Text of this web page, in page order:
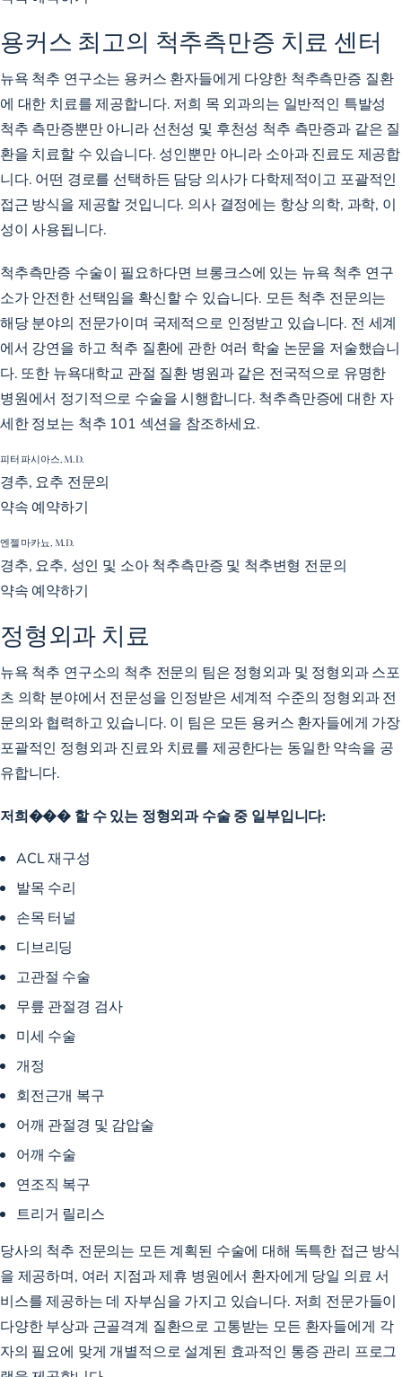
용커스 최고의 척추측만증 치료 센터
뉴욕 척추 연구소는 용커스 환자들에게 다양한 척추측만증 질환
에 대한 치료를 제공합니다. 저희 목 외과의는 일반적인 특발성
척추 측만증뿐만 아니라 선천성 및 후천성 척추 측만증과 같은 질
환을 치료할 수 있습니다. 성인뿐만 아니라 소아과 진료도 제공합
니다. 어떤 경로를 선택하든 담당 의사가 다학제적이고 포괄적인
접근 방식을 제공할 것입니다. 의사 결정에는 항상 의학, 과학, 이
성이 사용됩니다.
척추측만증 수술이 필요하다면 브롱크스에 있는 뉴욕 척추 연구
소가 안전한 선택임을 확신할 수 있습니다. 모든 척추 전문의는
해당 분야의 전문가이며 국제적으로 인정받고 있습니다. 전 세계
에서 강연을 하고 척추 질환에 관한 여러 학술 논문을 저술했습니
다. 또한 뉴욕대학교 관절 질환 병원과 같은 전국적으로 유명한
병원에서 정기적으로 수술을 시행합니다. 척추측만증에 대한 자
세한 정보는 척추 101 섹션을 참조하세요.
피터 파시아스, M.D.
경추, 요추 전문의
약속 예약하기
엔젤 마카뇨, M.D.
경추, 요추, 성인 및 소아 척추측만증 및 척추변형 전문의
약속 예약하기
정형외과 치료
뉴욕 척추 연구소의 척추 전문의 팀은 정형외과 및 정형외과 스포
츠 의학 분야에서 전문성을 인정받은 세계적 수준의 정형외과 전
문의와 협력하고 있습니다. 이 팀은 모든 용커스 환자들에게 가장
포괄적인 정형외과 진료와 치료를 제공한다는 동일한 약속을 공
유합니다.
저희��� 할 수 있는 정형외과 수술 중 일부입니다:
ACL 재구성
발목 수리
손목 터널
디브리딩
고관절 수술
무릎 관절경 검사
미세 수술
개정
회전근개 복구
어깨 관절경 및 감압술
어깨 수술
연조직 복구
트리거 릴리스
당사의 척추 전문의는 모든 계획된 수술에 대해 독특한 접근 방식
을 제공하며, 여러 지점과 제휴 병원에서 환자에게 당일 의료 서
비스를 제공하는 데 자부심을 가지고 있습니다. 저희 전문가들이
다양한 부상과 근골격계 질환으로 고통받는 모든 환자들에게 각
자의 필요에 맞게 개별적으로 설계된 효과적인 통증 관리 프로그